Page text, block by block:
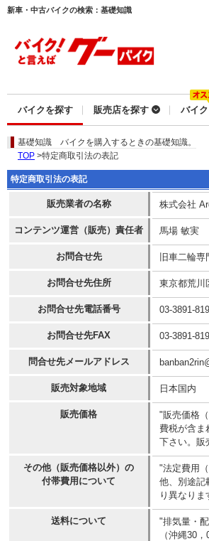
新車・中古バイクの検索：基礎知識
バイクを探す 販売店を探す バイ
基礎知識 バイクを購入するときの基礎知識。
TOP >特定商取引法の表記
特定商取引法の表記
販売業者の名称 株式会社
コンテンツ運営（販売）責任者 馬場 敏実
お問合せ先 旧車二輪
お問合せ先住所 東京都荒川
お問合せ先電話番号 03-3891-
お問合せ先FAX 03-3891-
問合せ先メールアドレス
販売対象地域 日本国内
販売価格
"販売価格
費税が含ま
下さい。販
その他（販売価格以外）の
付帯費用について
"法定費用
他、別途記
り異なり
送料について
"排気量・
（沖縄30